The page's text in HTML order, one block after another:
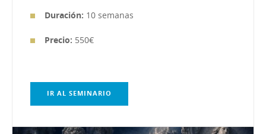
Duración: 10 semanas
Precio: 550€
IR AL SEMINARIO